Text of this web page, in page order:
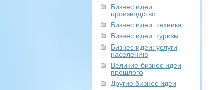
Бизнес идеи:
производство
Бизнес идеи: техника
Бизнес идеи: туризм
Бизнес идеи: услуги
населению
Великие бизнес идеи
прошлого
Другие бизнес идеи